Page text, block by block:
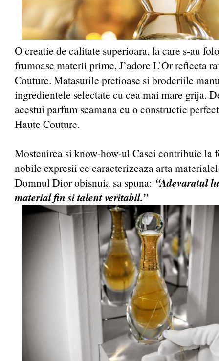
O creatie de calitate superioara, la care s-au
frumoase materii prime, J’adore L’Or reflecta
Couture. Matasurile pretioase si broderiile
ingredientele selectate cu cea mai mare grija.
acestui parfum seamana cu o constructie
Haute Couture.
Mostenirea si know-how-ul Casei contribuie la
nobile expresii ce caracterizeaza arta
Domnul Dior obisnuia sa spuna: “Adevaratul
material fin si talent veritabil.”